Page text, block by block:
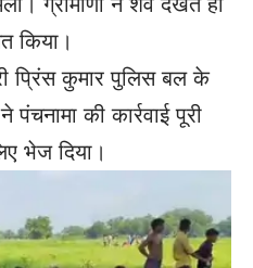
किया।
प्रिंस कुमार पुलिस बल के
की कार्रवाई पूरी
भेज दिया।